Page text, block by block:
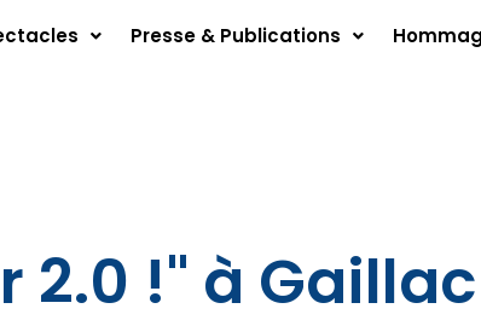
Presse & Publications
2.0 !" à Gaillac